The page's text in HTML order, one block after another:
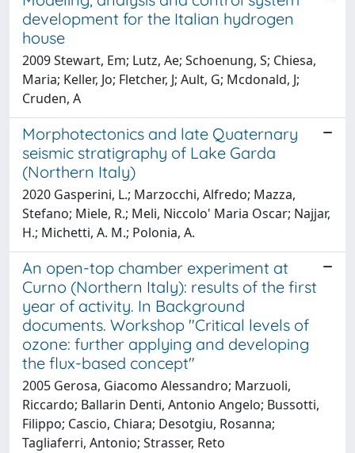
development for the Italian hydrogen
house
2009 Stewart, Em; Lutz, Ae; Schoenung, S; Chiesa,
Maria; Keller, Jo; Fletcher, J; Ault, G; Mcdonald, J;
Cruden, A
Morphotectonics and late Quaternary
seismic stratigraphy of Lake Garda
(Northern Italy)
2020 Gasperini, L.; Marzocchi, Alfredo; Mazza,
Stefano; Miele, R.; Meli, Niccolo' Maria Oscar; Najjar,
H.; Michetti, A. M.; Polonia, A.
An open-top chamber experiment at
Curno (Northern Italy): results of the first
year of activity. In Background
documents. Workshop "Critical levels of
ozone: further applying and developing
the flux-based concept"
2005 Gerosa, Giacomo Alessandro; Marzuoli,
Riccardo; Ballarin Denti, Antonio Angelo; Bussotti,
Filippo; Cascio, Chiara; Desotgiu, Rosanna;
Tagliaferri, Antonio; Strasser, Reto